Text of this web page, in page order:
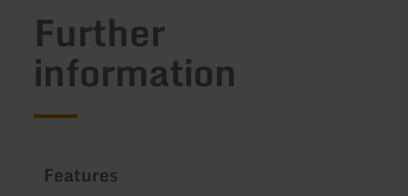
Further
information
Features